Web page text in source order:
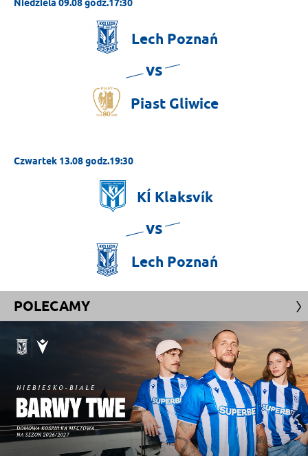
Niedziela 09.08 godz.17:30
Lech Poznań
vs
Piast Gliwice
Czwartek 13.08 godz.19:30
KÍ Klaksvík
vs
Lech Poznań
POLECAMY